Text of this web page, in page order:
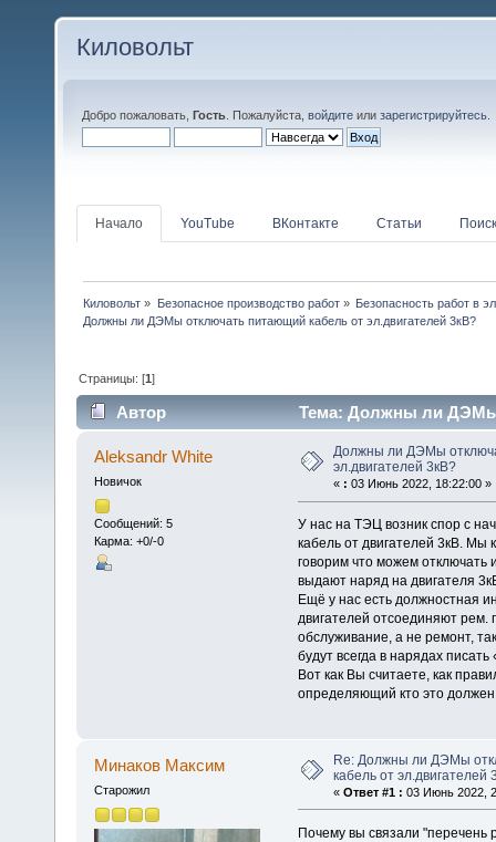
Киловольт
Добро пожаловать, Гость . Пожалуйста, войдите или зарегистрируйтесь
Начало YouTube ВКонтакте Статьи Поиск
Киловольт » Безопасное производство работ» Безопасность работ в
Должны ли ДЭМы отключать питающий кабель от эл.двигателей 3кВ?
Страницы: [1]
Автор
Тема: Должны ли ДЭМы
(Прочитано 53090 раз)
Aleksandr White
Новичок
Сообщений: 5
Карма: +0/-0
Должны ли ДЭМы
эл.двигателей 3кВ?
« : 03 Июнь 2022, 18:22:00 »
У нас на ТЭЦ возник спор с
кабель от двигателей 3кВ. Мы
говорим что можем отключать
выдают наряд на двигателя
Ещё у нас есть должностная
двигателей отсоединяют рем.
обслуживание, а не ремонт,
будут всегда в нарядах
Вот как Вы считаете, как
определяющий кто это
Минаков Максим
Старожил
Re: Должны ли ДЭМы
кабель от эл.двигателей
« Ответ #1 : 03 Июнь 2022,
Почему вы связали "перечень